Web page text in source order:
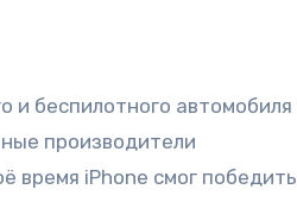
и беспилотного автомобиля
производители
время iPhone смог победить